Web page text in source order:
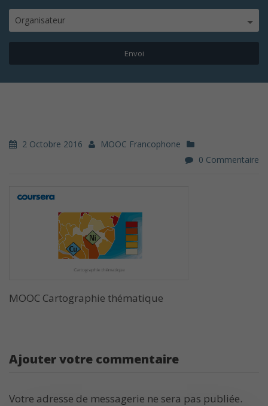
Organisateur
2 Octobre 2016
MOOC Francophone
0 Commentaire
MOOC Cartographie thématique
Ajouter votre commentaire
Votre adresse de messagerie ne sera pas publiée.